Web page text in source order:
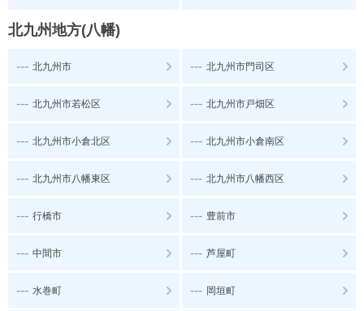
北九州地方(八幡)
--- 北九州市 --- 北九州市門司区
--- 北九州市若松区 --- 北九州市戸畑区
--- 北九州市小倉北区 --- 北九州市小倉南区
--- 北九州市八幡東区 --- 北九州市八幡西区
--- 行橋市 --- 豊前市
--- 中間市 --- 芦屋町
--- 水巻町 --- 岡垣町